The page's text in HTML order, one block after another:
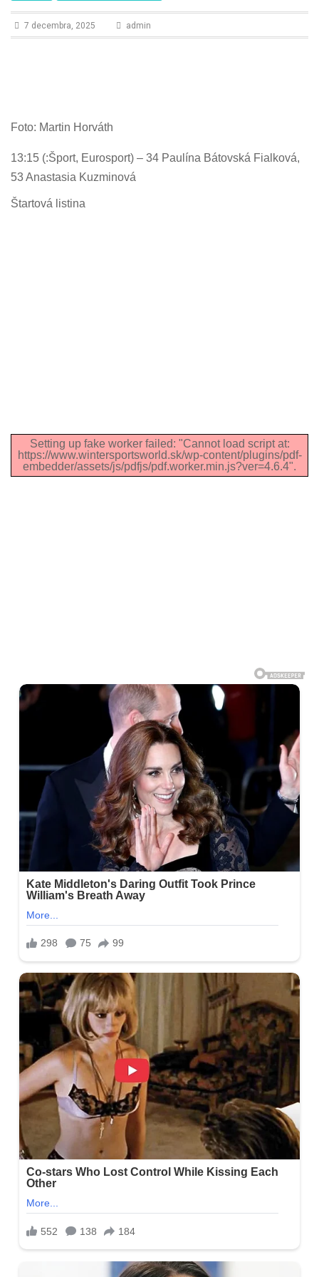
n
7 decembra, 2025 admin
Foto: Martin Horváth
13:15 (:Šport, Eurosport) – 34 Paulína Bátovská Fialková,
53 Anastasia Kuzminová
Štartová listina
Setting up fake worker failed: "Cannot load script at:
https://www.wintersportsworld.sk/wp-content/plugins/pdf-
embedder/assets/js/pdfjs/pdf.worker.min.js?ver=4.6.4".